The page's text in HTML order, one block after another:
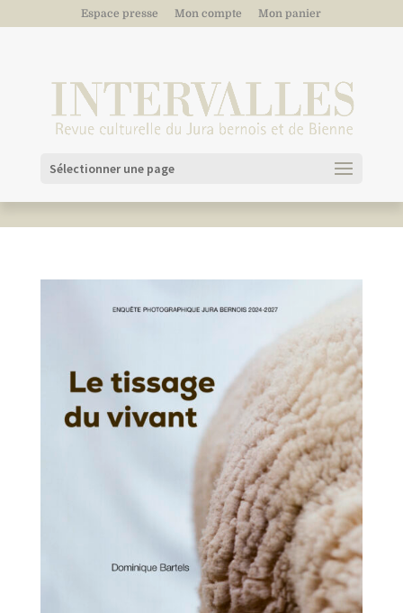
Espace presse Mon compte Mon panier
Sélectionner une page